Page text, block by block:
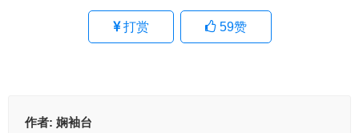
打赏 59赞
作者: 娴袖台